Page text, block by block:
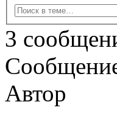
3
Автор